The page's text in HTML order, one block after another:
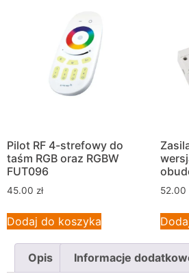
Pilot RF 4-strefowy do
taśm RGB oraz RGBW
FUT096
45.00 zł
Dodaj do koszyka
52.00
Opis Informacje